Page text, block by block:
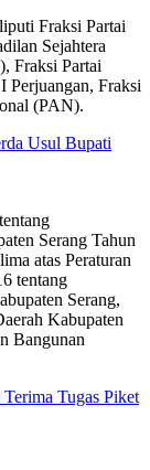
Fraksi Partai
Sejahtera
Fraksi Partai
Perjuangan, Fraksi
(PAN).
Usul Bupati
Serang Tahun
atas Peraturan
tentang
Serang,
Kabupaten
Bangunan
Tugas Piket